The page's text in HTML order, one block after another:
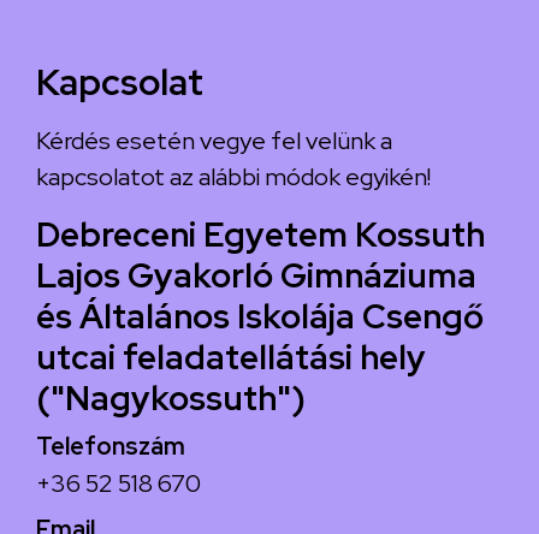
Kapcsolat
Kérdés esetén vegye fel velünk a
kapcsolatot az alábbi módok egyikén!
Debreceni Egyetem Kossuth
Lajos Gyakorló Gimnáziuma
és Általános Iskolája Csengő
utcai feladatellátási hely
("Nagykossuth")
Telefonszám
+36 52 518 670